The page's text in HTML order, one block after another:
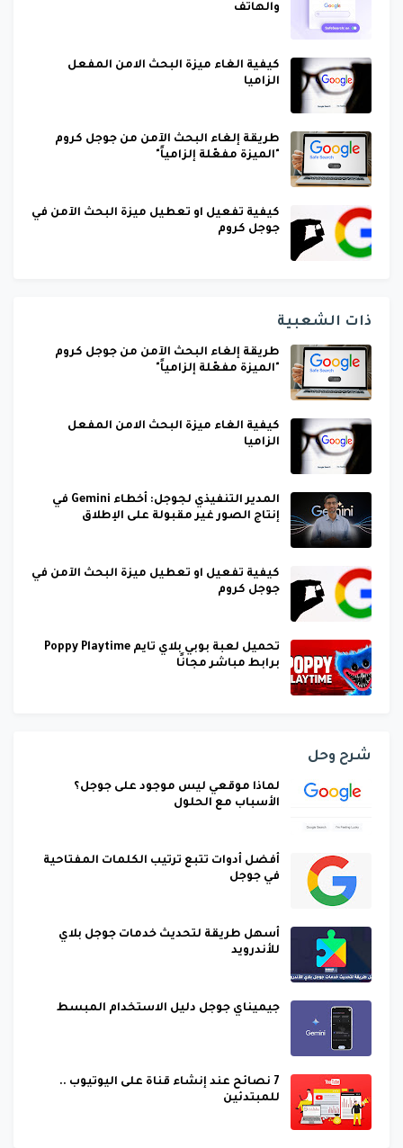
والهاتف
كيفية الغاء ميزة البحث الامن المفعل
الزاميا
طريقة إلغاء البحث الآمن من جوجل كروم
"الميزة مفعّلة إلزامياً"
كيفية تفعيل او تعطيل ميزة البحث الآمن في
جوجل كروم
ذات الشعبية
طريقة إلغاء البحث الآمن من جوجل كروم
"الميزة مفعّلة إلزامياً"
كيفية الغاء ميزة البحث الامن المفعل
الزاميا
المدير التنفيذي لجوجل: أخطاء Gemini في
إنتاج الصور غير مقبولة على الإطلاق
كيفية تفعيل او تعطيل ميزة البحث الآمن في
جوجل كروم
تحميل لعبة بوبي بلاي تايم Poppy Playtime
برابط مباشر مجانًا
شرح وحل
لماذا موقعي ليس موجود على جوجل؟
الأسباب مع الحلول
أفضل أدوات تتبع ترتيب الكلمات المفتاحية
في جوجل
أسهل طريقة لتحديث خدمات جوجل بلاي
للأندرويد
جيميناي جوجل دليل الاستخدام المبسط
7 نصائح عند إنشاء قناة على اليوتيوب ..
للمبتدئين